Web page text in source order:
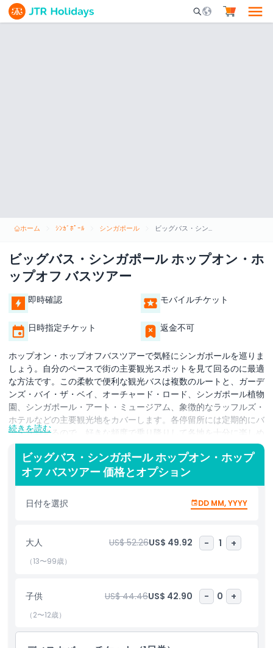
Mobile Search
ホーム ｼﾝｶﾞﾎﾟｰﾙ シンガポール ビッグバス・シンガポール ホップオン・ホップオフ バスツアー
ビッグバス・シンガポール ホップオン・ホ
ップオフ バスツアー
即時確認 モバイルチケット
日時指定チケット 返金不可
ホップオン・ホップオフバスツアーで気軽にシンガポールを巡りま
しょう。自分のペースで街の主要観光スポットを見て回るのに最適
な方法です。この柔軟で便利な観光バスは複数のルートと、ガーデ
ンズ・バイ・ザ・ベイ、オーチャード・ロード、シンガポール植物
園、シンガポール・アート・ミュージアム、象徴的なラッフルズ・
ホテルなどの主要観光地をカバーします。各停留所には定期的にバ
スが到着するので、好きな頻度で乗り降りして各地を十分に楽しめ
ます。ショッピング、自然、歴史、文化のいずれに興味があって
も、このツアーならライオン・シティを自分の時間で探索できま
す。ツアーには多言語の音声ガイドが含まれており、乗車中にシン
ガポールの豊かな歴史、多様な文化、ユニークなランドマークにつ
いて学べます。初めての訪問者や観光客に最適なホップオン・ホッ
プオフ・シンガポールバスツアーは、移動手段としてだけでなく旅
ル、家族旅行にもぴったりで、コストパフォーマンスが高く、見事
な景色と自由にシンガポールを発見する機会を提供します。シンガ
ポールのホップオン・ホップオフツアーを今すぐ予約して、楽しく
ハイライト
続きを読む
ビッグバス・シンガポール ホップオン・ホップ
オフ バスツアー 価格とオプション
日付を選択 DD MM, YYYY
大人 US$ 52.26US$ 49.92 - 1 +
（13〜99歳）
子供 US$ 44.46US$ 42.90 - 0 +
（2〜12歳）